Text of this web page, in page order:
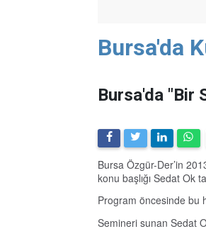
Bursa'da
Bursa'da "Bir
Bursa Özgür-Der’in
konu başlığı Sedat Ok
Program öncesinde bu
Semineri sunan Sedat